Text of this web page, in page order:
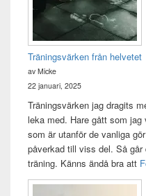
Träningsvärken från helvetet
av Micke
22 januari, 2025
Träningsvärken jag dragits
leka med. Hare gått som
som är utanför de vanliga
påverkad till viss del. Så
träning. Känns ändå bra att